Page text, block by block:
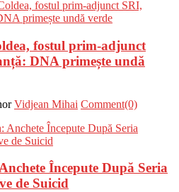
fostul prim-adjunct
DNA primește undă
Vidjean Mihai Comment(0)
Începute După Seria
de Suicid